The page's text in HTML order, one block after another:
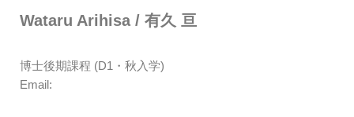
Wataru Arihisa/ 有久 亘
博士後期課程 (D1・秋入学)
Email: